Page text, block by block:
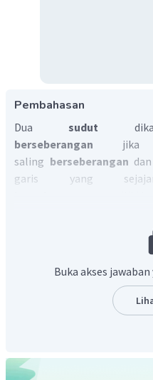
Pembahasan
Duasudut
berseberangan
saling berseberangan
garis yang
Besar sudut luar segitiga
Buka akses